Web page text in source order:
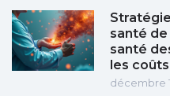
santé de
santé
les coûts
décembre